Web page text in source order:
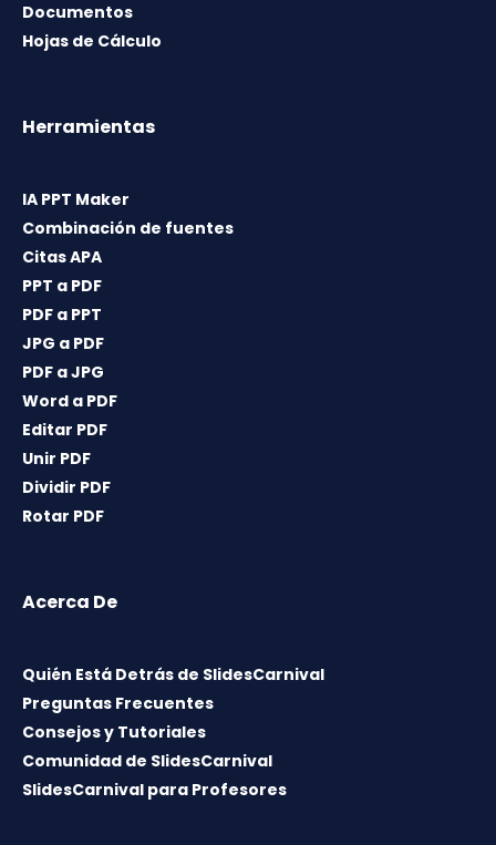
Documentos
Hojas de Cálculo
Herramientas
IA PPT Maker
Combinación de fuentes
Citas APA
PPT a PDF
PDF a PPT
JPG a PDF
PDF a JPG
Word a PDF
Editar PDF
Unir PDF
Dividir PDF
Rotar PDF
Acerca De
Quién Está Detrás de SlidesCarnival
Preguntas Frecuentes
Consejos y Tutoriales
Comunidad de SlidesCarnival
SlidesCarnival para Profesores